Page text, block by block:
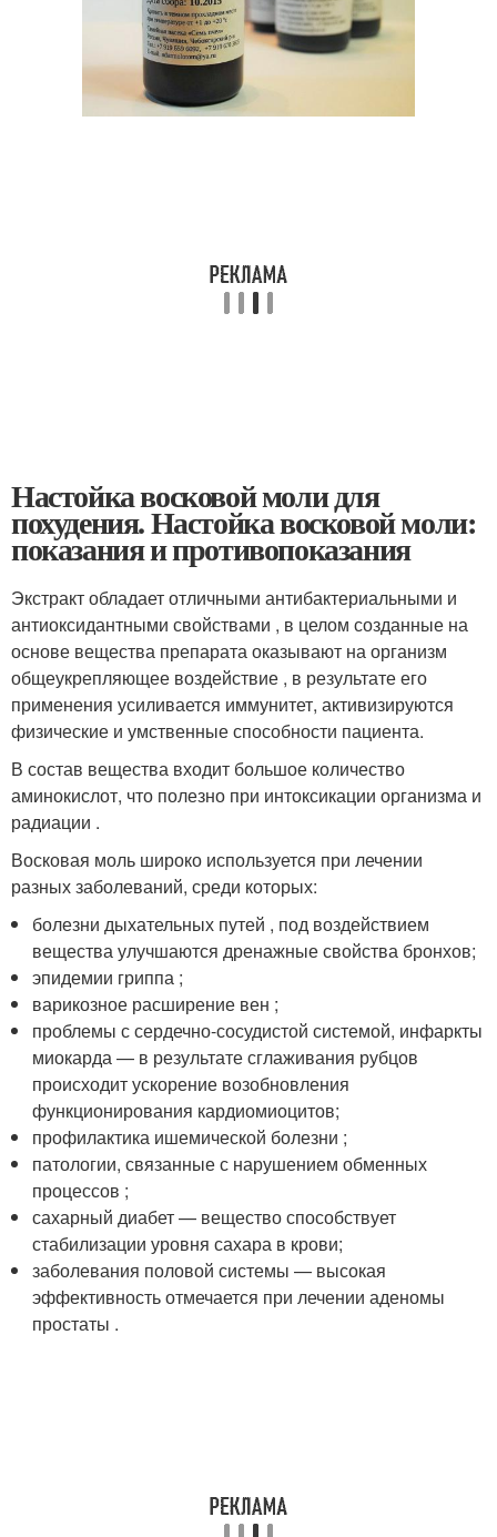
Настойка восковой моли для
похудения. Настойка восковой моли:
показания и противопоказания
Экстракт обладает отличными антибактериальными и
антиоксидантными свойствами , в целом созданные на
основе вещества препарата оказывают на организм
общеукрепляющее воздействие , в результате его
применения усиливается иммунитет, активизируются
физические и умственные способности пациента.
В состав вещества входит большое количество
аминокислот, что полезно при интоксикации организма и
радиации .
Восковая моль широко используется при лечении
разных заболеваний, среди которых:
болезни дыхательных путей , под воздействием
вещества улучшаются дренажные свойства бронхов;
эпидемии гриппа ;
варикозное расширение вен ;
проблемы с сердечно-сосудистой системой, инфаркты
миокарда — в результате сглаживания рубцов
происходит ускорение возобновления
функционирования кардиомиоцитов;
профилактика ишемической болезни ;
патологии, связанные с нарушением обменных
процессов ;
сахарный диабет — вещество способствует
стабилизации уровня сахара в крови;
заболевания половой системы — высокая
эффективность отмечается при лечении аденомы
простаты .